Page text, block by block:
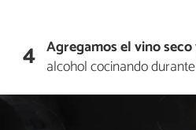
4 Agregamos el vino seco
alcohol cocinando